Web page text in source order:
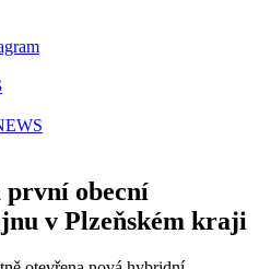
první obecní
v Plzeňském kraji